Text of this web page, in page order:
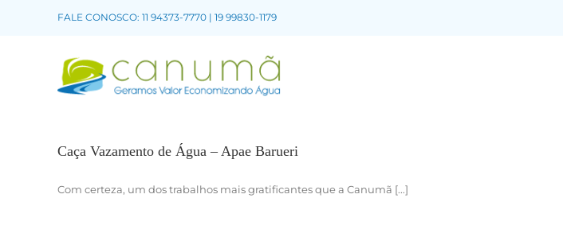
FALE CONOSCO: 11 94373-7770 | 19 99830-1179
Caça Vazamento de Água – Apae Barueri
Com certeza, um dos trabalhos mais gratificantes que a Canumã [...]